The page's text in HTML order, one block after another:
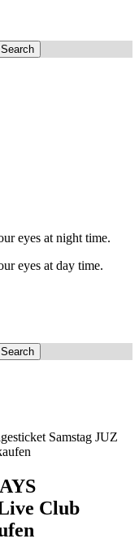
Search
eyes at night time.
eyes at day time.
Search
Samstag JUZ
Club